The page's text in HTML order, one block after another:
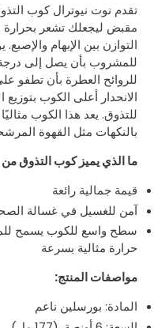
تقدم نوت نيوترال كوب
مقبض ليجعلك تشعر
التوازن بين الإبهام
للمشروب بأن يصل إلى
للروائح العطرة بأن تطفو
الانحدار أعلى الكوب
للتذوق. يعد هذا الكوب
بالنكهات مثل القهوة
ما الذي يميز كوب التذوق
قيمة جمالية رائعة
آمن للغسيل في غسالة
سطح واسع للكوب يسمح
حرارة مثالية بسرعة
مواصفات المنتج:
المادة: بورسلين ناعم